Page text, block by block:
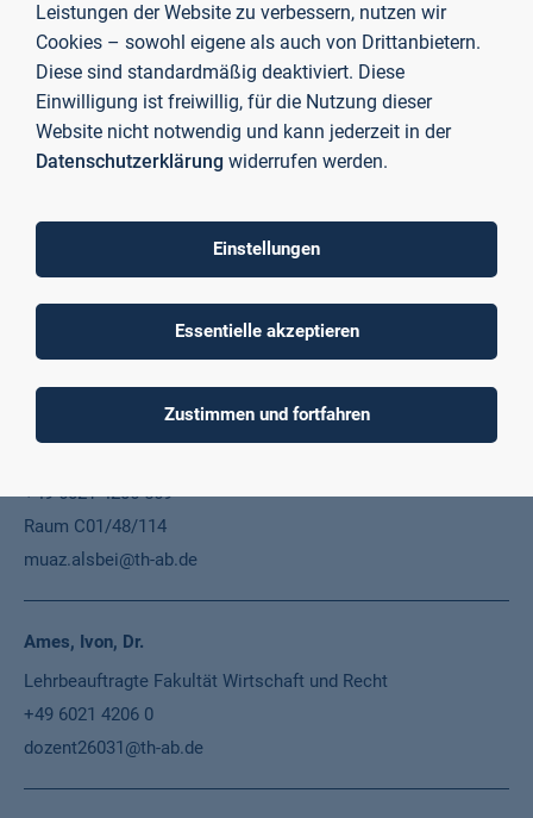
Informatik
+49 6021 4206 511
Raum C01/04/E02
stephanie.albert@th-ab.de
Professor Fakultät Wirtschaft und Recht
+49 6021 4206 796
Raum C01/20/207
wolfgang.alm@th-ab.de
+49 6021 4206 569
Raum C01/48/114
muaz.alsbei@th-ab.de
Ames, Ivon, Dr.
Lehrbeauftragte Fakultät Wirtschaft und Recht
+49 6021 4206 0
dozent26031@th-ab.de
Leistungen der Website zu verbessern, nutzen wir
Cookies – sowohl eigene als auch von Drittanbietern.
Diese sind standardmäßig deaktiviert. Diese
Einwilligung ist freiwillig, für die Nutzung dieser
Website nicht notwendig und kann jederzeit in der
Datenschutzerklärung widerrufen werden.
Einstellungen
Essentielle akzeptieren
Zustimmen und fortfahren